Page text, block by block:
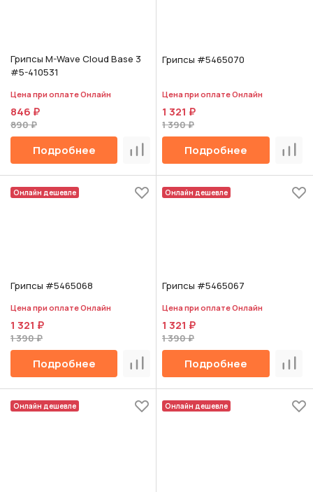
Грипсы M-Wave Cloud Base 3
#5-410531
Цена при оплате Онлайн
846 ₽
890 ₽
Подробнее Сравнить
Грипсы #5465070
Цена при оплате Онлайн
1 321 ₽
1 390 ₽
Подробнее
Онлайн дешевле
Грипсы #5465068
Цена при оплате Онлайн
1 321 ₽
1 390 ₽
Подробнее Сравнить
Онлайн дешевле
Грипсы #5465067
Цена при оплате Онлайн
1 321 ₽
1 390 ₽
Подробнее
Онлайн дешевле Онлайн дешевле